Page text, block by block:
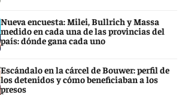
Nueva encuesta: Milei, Bullrich y Massa
medido en cada una de las provincias del
país: dónde gana cada uno
Escándalo en la cárcel de Bouwer: perfil de
los detenidos y cómo beneficiaban a los
presos